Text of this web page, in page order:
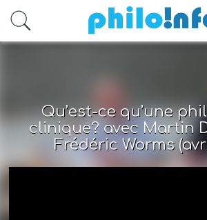
Accéder au contenu
Qu’est-ce qu’une
clinique? avec Martin
Frédéric Worms